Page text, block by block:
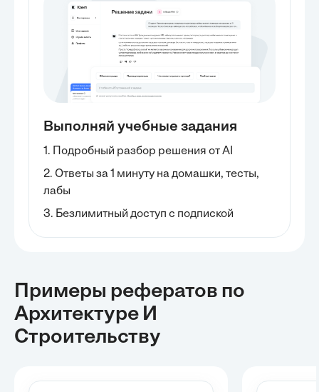
Выполняй учебные задания
1. Подробный разбор решения от AI
2. Ответы за 1 минуту на домашки, тесты,
лабы
3. Безлимитный доступ с подпиской
Примеры рефератов по
Архитектуре И
Строительству